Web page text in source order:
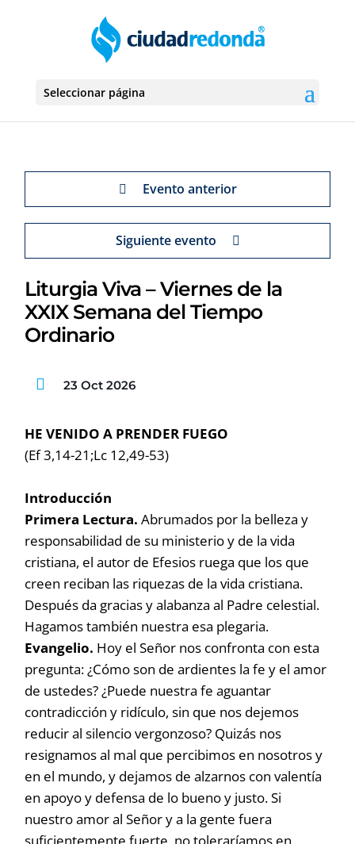
Seleccionar página
Evento anterior
Siguiente evento
Liturgia Viva – Viernes de la
XXIX Semana del Tiempo
Ordinario
23 Oct 2026
HE VENIDO A PRENDER FUEGO
(Ef 3,14-21;Lc 12,49-53)
Introducción
Primera Lectura.Abrumados por la belleza y
responsabilidad de su ministerio y de la vida
cristiana, el autor de Efesios ruega que los que
creen reciban las riquezas de la vida cristiana.
Después da gracias y alabanza al Padre celestial.
Hagamos también nuestra esa plegaria.
Evangelio. Hoy el Señor nos confronta con esta
pregunta: ¿Cómo son de ardientes la fe y el amor
de ustedes? ¿Puede nuestra fe aguantar
contradicción y ridículo, sin que nos dejemos
reducir al silencio vergonzoso? Quizás nos
resignamos al mal que percibimos en nosotros y
en el mundo, y dejamos de alzarnos con valentía
en apoyo y defensa de lo bueno y justo. Si
nuestro amor al Señor y a la gente fuera